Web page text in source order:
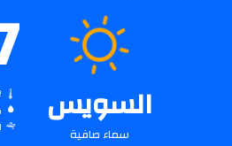
السويس
سماء صافية